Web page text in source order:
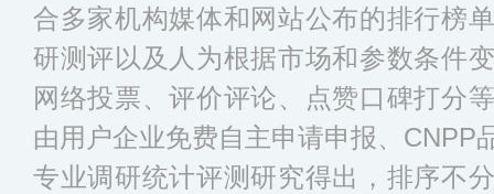
合多家机构媒体和网站公布的排行榜
研测评以及人为根据市场和参数条件
网络投票、评价评论、点赞口碑打分
由用户企业免费自主申请申报、CNPP
专业调研统计评测研究得出，排序不